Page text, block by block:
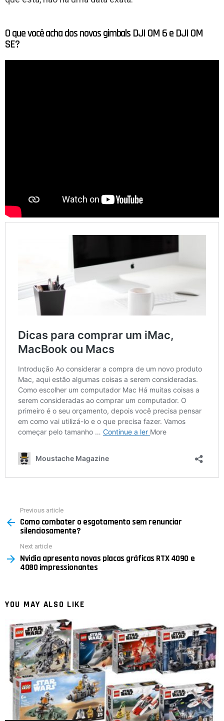
O que você acha dos novos gimbals DJI OM 6 e DJI OM
SE?
more
Previous article
Como combater o esgotamento sem renunciar
silenciosamente?
Next article
Nvidia apresenta novas placas gráficas RTX 4090 e
4080 impressionantes
YOU MAY ALSO LIKE